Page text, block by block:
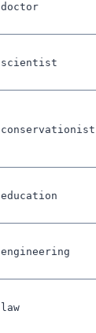
doctor
scientist
conservationist
education
engineering
law